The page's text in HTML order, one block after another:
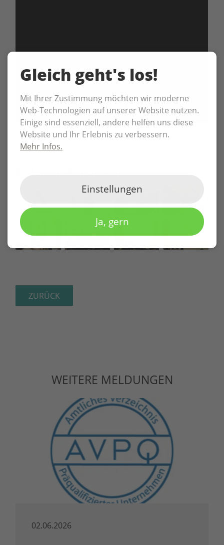
ZURÜCK
WEITERE MELDUNGEN
02.06.2026
Gleich geht's los!
Mit Ihrer Zustimmung möchten wir moderne
Web-Technologien auf unserer Website nutzen.
Einige sind essenziell, andere helfen uns diese
Website und Ihr Erlebnis zu verbessern.
Mehr Infos.
Einstellungen
Ja, gern